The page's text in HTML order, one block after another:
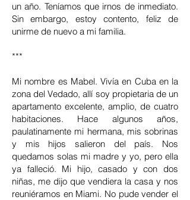
un año. Teníamos que irnos de inmediato.
Sin embargo, estoy contento, feliz de
unirme de nuevo a mi familia.
***
Mi nombre es Mabel. Vivía en Cuba en la
zona del Vedado, allí soy propietaria de un
apartamento excelente, amplio, de cuatro
habitaciones. Hace algunos años,
paulatinamente mi hermana, mis sobrinas
y mis hijos salieron del país. Nos
quedamos solas mi madre y yo, pero ella
ya falleció. Mi hijo, casado y con dos
niñas, me dijo que vendiera la casa y nos
reuniéramos en Miami. No pude vender el